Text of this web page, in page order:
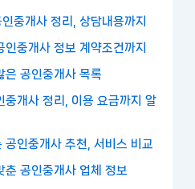
중개사 정리, 상담내용까지
중개사 정보 계약조건까지
은 공인중개사 목록
중개사 정리, 이용 요금까지 알
공인중개사 추천, 서비스 비교
춘 공인중개사 업체 정보